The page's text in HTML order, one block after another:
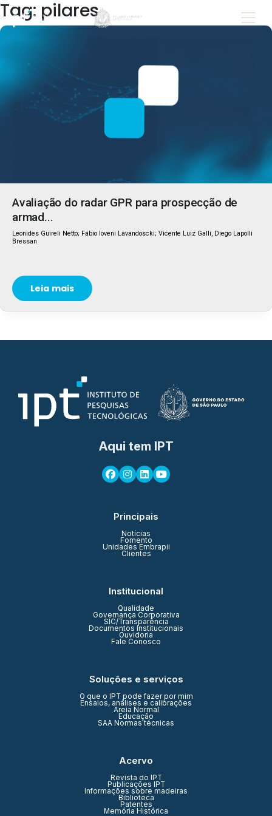
Tag: pilares
Avaliação do radar GPR para prospecção de
armad...
Leonides Guireli Netto; Fábio Ioveni Lavandoscki; Vicente Luiz Galli, Diego Lapolli
Bressan
Leia mais
Aqui tem IPT
Principais
Notícias
Fomento
Unidades Embrapii
Clientes
Institucional
Qualidade
Governança Corporativa
SIC/Transparência
Documentos Institucionais
Ouvidoria
Fale Conosco
Soluções e serviços
O que o IPT pode fazer por mim
Ensaios, análises e calibrações
Areia Normal
Educação
SAA Normas técnicas
Acervo
Revista do IPT
Publicações IPT
Informações sobre madeiras
Biblioteca
Patentes
Memória Histórica